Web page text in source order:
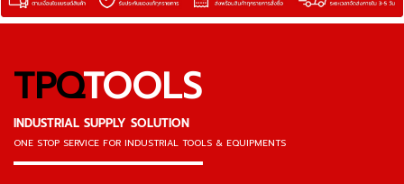
TPQTOOLS
INDUSTRIAL SUPPLY SOLUTION
ONE STOP SERVICE FOR INDUSTRIAL TOOLS & EQUIPMENTS
▬▬▬▬▬▬▬▬▬▬▬▬▬▬▬